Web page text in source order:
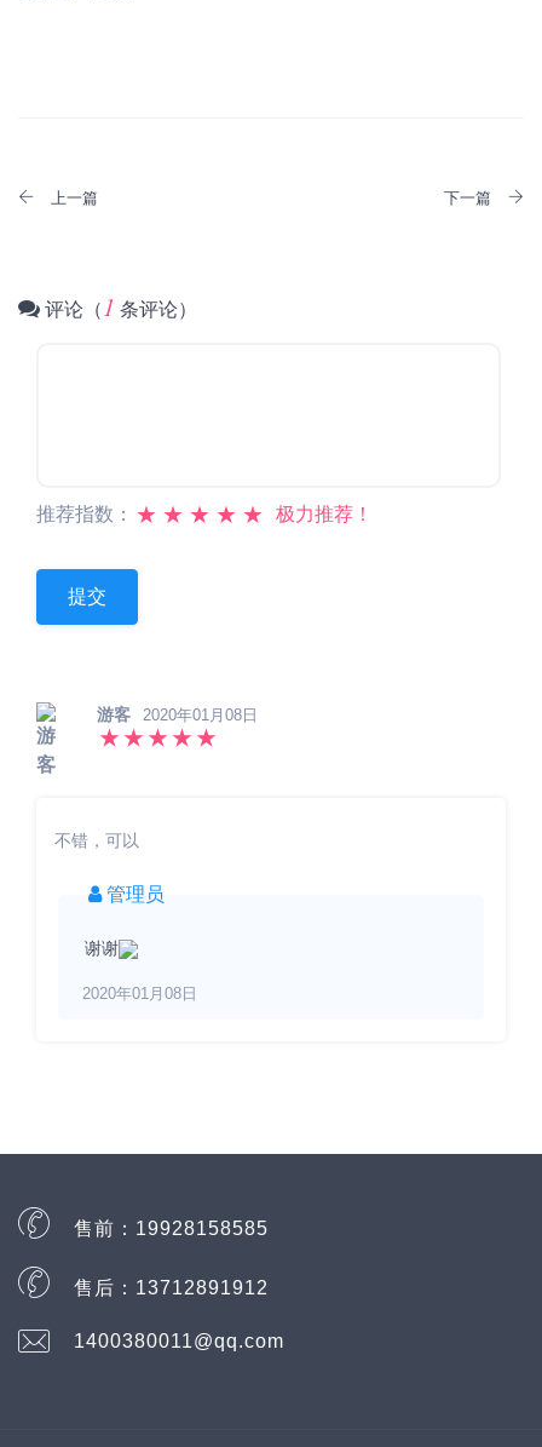
上一篇 下一篇
评论（ 1 条评论）
推荐指数： ★ ★ ★ ★ ★ 极力推荐！
游客 2020年01月08日
★ ★ ★ ★ ★
不错，可以
管理员
谢谢
2020年01月08日
售前： 19928158585
售后： 13712891912
1400380011@qq.com